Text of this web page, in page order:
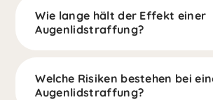
Wie lange hält der Effekt einer
Augenlidstraffung?
Welche Risiken bestehen bei
Augenlidstraffung?